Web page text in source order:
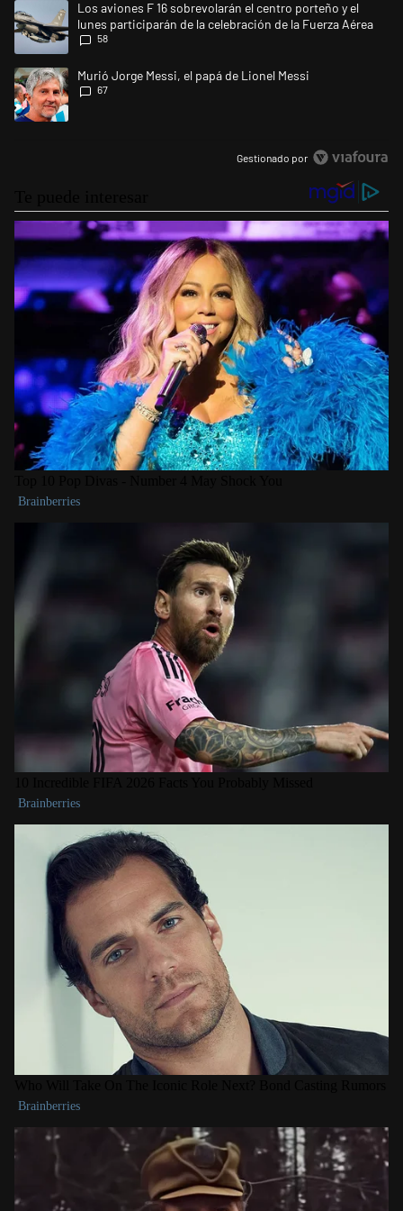
Un artículo de tendencia con el título "Los aviones F 16 sobrevolarán
Los aviones F 16 sobrevolarán el centro porteño y el
lunes participarán de la celebración de la Fuerza Aérea
58
Un artículo de tendencia con el título "Murió Jorge Messi, el papá de
Murió Jorge Messi, el papá de Lionel Messi
67
Gestionado por